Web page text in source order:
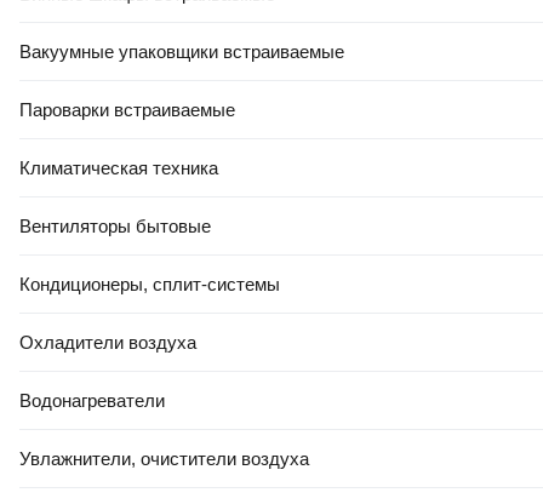
Вакуумные упаковщики встраиваемые
Пароварки встраиваемые
Климатическая техника
Вентиляторы бытовые
Кондиционеры, сплит-системы
Охладители воздуха
Водонагреватели
Увлажнители, очистители воздуха